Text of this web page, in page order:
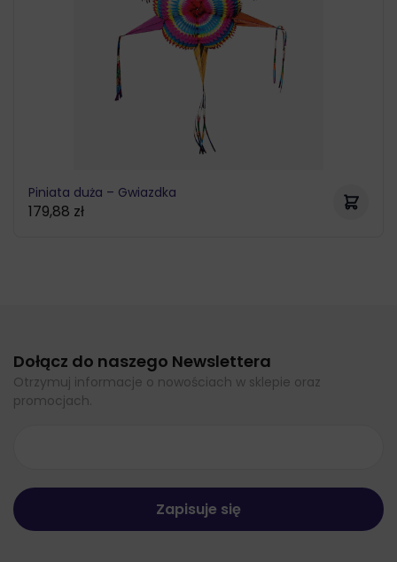
Piniata duża – Gwiazdka
179,88 zł
Dołącz do naszego Newslettera
Otrzymuj informacje o nowościach w sklepie oraz
promocjach.